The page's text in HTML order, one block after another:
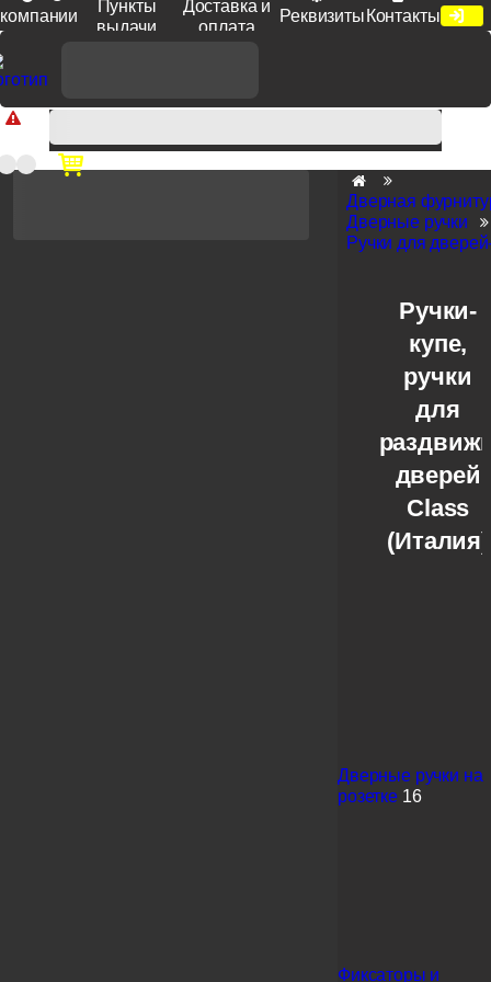
компании
Пункты
выдачи
Доставка и
оплата
Реквизиты Контакты
Доп. скидка от цен на сайте 7% при заказе от 50 тыс. руб
продукции Venezia, Fratelli, Tupai, Extreza, Melodia, Forme при
оплате по счету.
Дверная
Дверные ручки
Ручки для
Ручки-
купе,
ручки
для
дверей
Class
(Италия)
Дверные ручки на
розетке 16
Фиксаторы и